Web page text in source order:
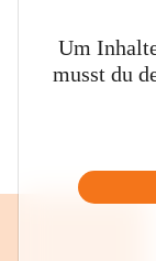
Um
musst du